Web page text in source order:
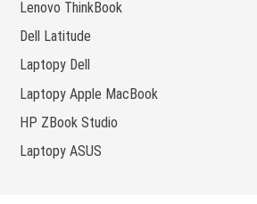
Lenovo ThinkBook
Dell Latitude
Laptopy Dell
Laptopy Apple MacBook
HP ZBook Studio
Laptopy ASUS